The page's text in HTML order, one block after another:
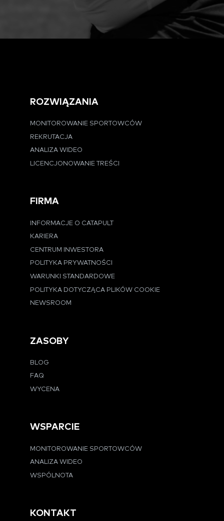
ROZWIĄZANIA
MONITOROWANIE SPORTOWCÓW
REKRUTACJA
ANALIZA WIDEO
LICENCJONOWANIE TREŚCI
FIRMA
INFORMACJE O CATAPULT
KARIERA
CENTRUM INWESTORA
POLITYKA PRYWATNOŚCI
WARUNKI STANDARDOWE
POLITYKA DOTYCZĄCA PLIKÓW COOKIE
NEWSROOM
ZASOBY
BLOG
FAQ
WYCENA
WSPARCIE
MONITOROWANIE SPORTOWCÓW
ANALIZA WIDEO
WSPÓLNOTA
KONTAKT